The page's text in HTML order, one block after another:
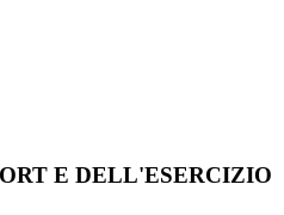
E DELL'ESERCIZIO